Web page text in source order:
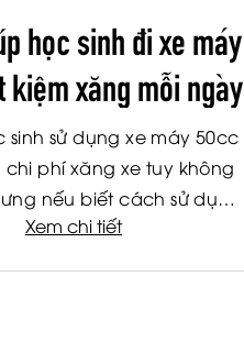
học sinh đi xe máy
xăng mỗi ngày
sinh sử dụng xe máy 50cc
phí xăng xe tuy không
nếu biết cách sử dụng
vẫn có thể tiết kiệm đáng
Xem chi tiết